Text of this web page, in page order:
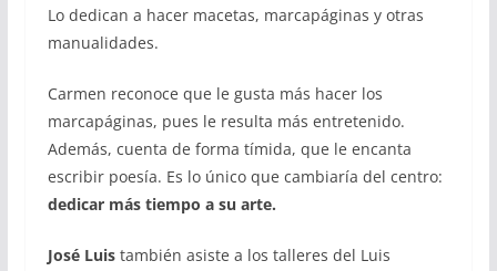
Lo dedican a hacer macetas, marcapáginas y otras
manualidades.
Carmen reconoce que le gusta más hacer los
marcapáginas, pues le resulta más entretenido.
Además, cuenta de forma tímida, que le encanta
escribir poesía. Es lo único que cambiaría del centro:
dedicar más tiempo a su arte.
José Luistambién asiste a los talleres del Luis